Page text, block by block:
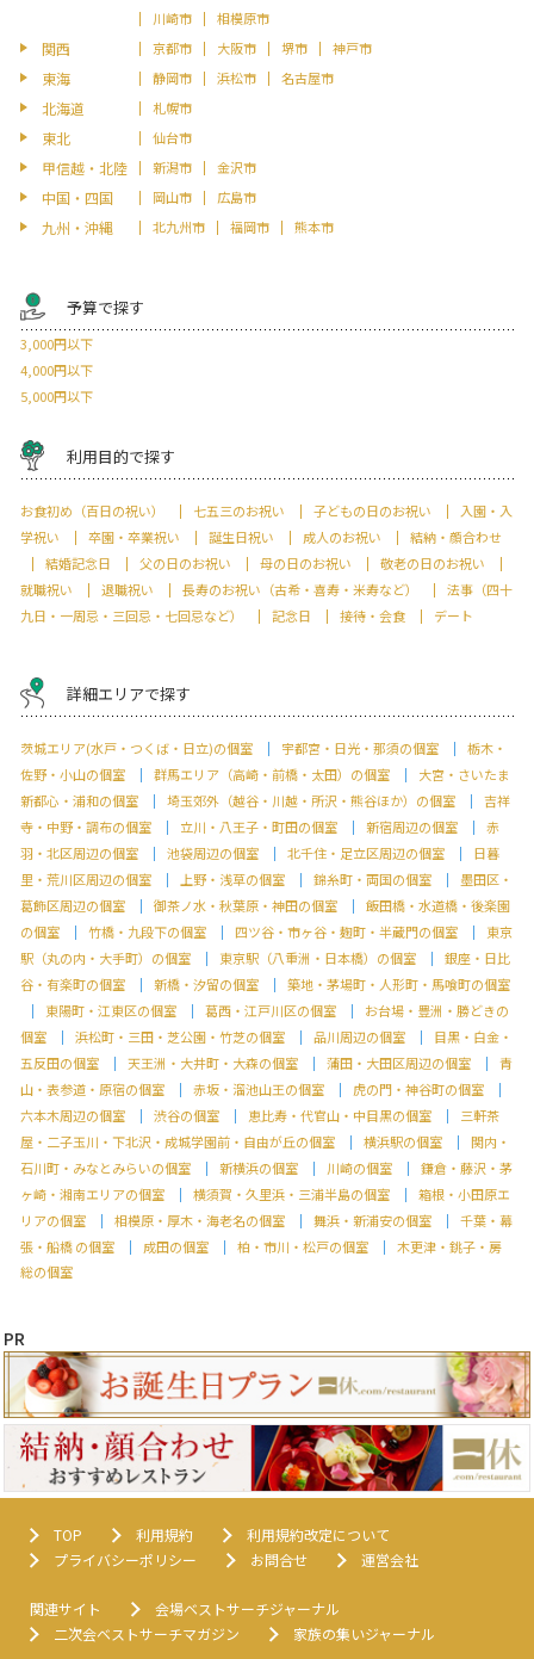
川崎市
相模原市
関西 京都市 大阪市 堺市 神戸市
東海 静岡市 浜松市 名古屋市
北海道 札幌市
東北 仙台市
甲信越・北陸 新潟市 金沢市
中国・四国 岡山市 広島市
九州・沖縄 北九州市 福岡市 熊本市
予算で探す
3,000円以下
4,000円以下
5,000円以下
利用目的で探す
お食初め（百日の祝い） 七五三のお祝い 子どもの日のお祝い
入園・入
学祝い
卒園・卒業祝い 誕生日祝い 成人のお祝い
結納・顔合わせ
結婚記念日
父の日のお祝い 母の日のお祝い
敬老の日のお祝い
就職祝い
退職祝い 長寿のお祝い（古希・喜寿・米寿など）
法事（四十
九日・一周忌・三回忌・七回忌など）
記念日 接待・会食 デート
詳細エリアで探す
茨城エリア(水戸・つくば・日立)の個室 宇都宮・日光・那須の個室
栃木・
佐野・小山の個室
群馬エリア（高崎・前橋・太田）の個室
大宮・さいたま
新都心・浦和の個室
埼玉郊外（越谷・川越・所沢・熊谷ほか）の個室
吉祥
寺・中野・調布の個室
立川・八王子・町田の個室 新宿周辺の個室
赤
羽・北区周辺の個室
池袋周辺の個室 北千住・足立区周辺の個室
日暮
里・荒川区周辺の個室
上野・浅草の個室 錦糸町・両国の個室
墨田区・
葛飾区周辺の個室
御茶ノ水・秋葉原・神田の個室
飯田橋・水道橋・後楽園
の個室
竹橋・九段下の個室 四ツ谷・市ヶ谷・麹町・半蔵門の個室
東京
駅（丸の内・大手町）の個室
東京駅（八重洲・日本橋）の個室
銀座・日比
谷・有楽町の個室
新橋・汐留の個室
築地・茅場町・人形町・馬喰町の個室
東陽町・江東区の個室
葛西・江戸川区の個室
お台場・豊洲・勝どきの
個室
浜松町・三田・芝公園・竹芝の個室 品川周辺の個室
目黒・白金・
五反田の個室
天王洲・大井町・大森の個室 蒲田・大田区周辺の個室
青
山・表参道・原宿の個室
赤坂・溜池山王の個室
虎の門・神谷町の個室
六本木周辺の個室
渋谷の個室 恵比寿・代官山・中目黒の個室
三軒茶
屋・二子玉川・下北沢・成城学園前・自由が丘の個室
横浜駅の個室
関内・
石川町・みなとみらいの個室
新横浜の個室 川崎の個室
鎌倉・藤沢・茅
ヶ崎・湘南エリアの個室
横須賀・久里浜・三浦半島の個室
箱根・小田原エ
リアの個室
相模原・厚木・海老名の個室 舞浜・新浦安の個室
千葉・幕
張・船橋 の個室
成田の個室 柏・市川・松戸の個室
木更津・銚子・房
総の個室
PR
TOP 利用規約
利用規約改定について
プライバシーポリシー
お問合せ 運営会社
関連サイト
会場ベストサーチジャーナル
二次会ベストサーチマガジン
家族の集いジャーナル